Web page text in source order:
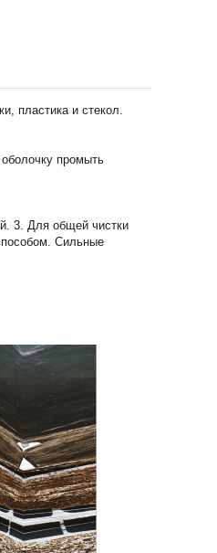
пластика и стекол.
промыть
3. Для общей чистки
Сильные